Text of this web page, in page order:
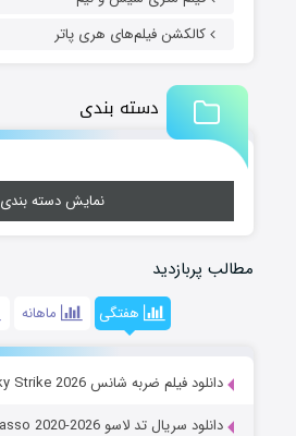
کالکشن فیلم‌های هری پاتر
دسته بندی
نمایش دسته بندی
مطالب پربازدید
هفتگی ماهانه
دانلود فیلم ضربه شانس Lucky Strike 2026
دانلود سریال تد لاسو Ted Lasso 2020-2026